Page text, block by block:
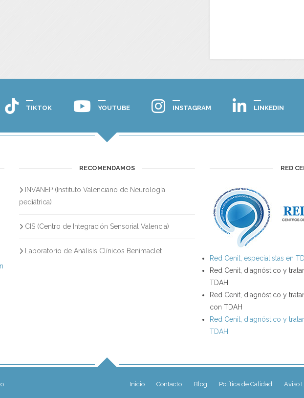
TIKTOK YOUTUBE INSTAGRAM LINKEDIN
RECOMENDAMOS
INVANEP (Instituto Valenciano de Neurología
pediátrica)
CIS (Centro de Integración Sensorial Valencia)
Laboratorio de Análisis Clínicos Benimaclet
RED
Red Cenit, especialistas en
Red Cenit, diagnóstico y
TDAH
Red Cenit, diagnóstico y
con TDAH
Red Cenit, diagnóstico y
TDAH
Inicio Contacto Blog Política de Calidad Aviso